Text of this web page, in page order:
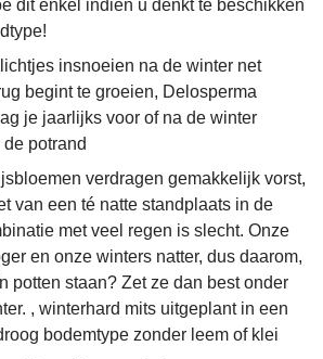
dit enkel indien u denkt te beschikken
insnoeien na de winter net
begint te groeien, Delosperma
je jaarlijks voor of na de winter
potrand
verdragen gemakkelijk vorst,
van een té natte standplaats in de
met veel regen is slecht. Onze
en onze winters natter, dus daarom,
potten staan? Zet ze dan best onder
, winterhard mits uitgeplant in een
bodemtype zonder leem of klei